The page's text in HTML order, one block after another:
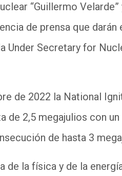
“Guillermo Velarde”
de prensa que darán
Under Secretary for
de 2022 la National
de 2,5 megajulios con
de hasta 3
la física y de la